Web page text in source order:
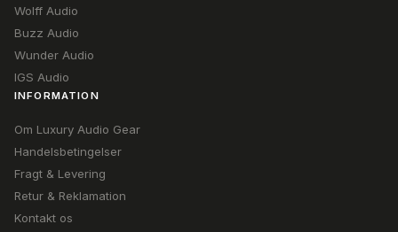
Wolff Audio
Buzz Audio
Wunder Audio
IGS Audio
INFORMATION
Om Luxury Audio Gear
Handelsbetingelser
Fragt & Levering
Retur & Reklamation
Kontakt os